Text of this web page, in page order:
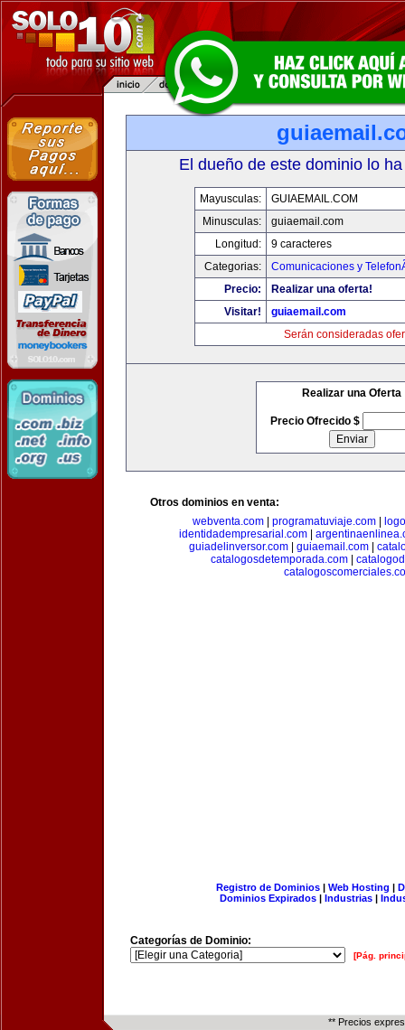
El dueño de este dominio lo
Mayusculas:
GUIAEMAIL.COM
Minusculas:
guiaemail.com
Longitud:
9 caracteres
Categorias:
Comunicaciones y
Precio:
Realizar una oferta!
Visitar!
guiaemail.com
Serán consideradas
Realizar una Oferta
Precio Ofrecido $
Otros dominios en venta:
webventa.com
programatuviaje.com
identidadempresarial.com
guiadelinversor.com| guiaemail.com|
catalogosdetemporada.com|
Registro de Dominios| Web Hosting |
Dominios Expirados | Industrias |
Categorías de Dominio:
[Pág.
** Precios